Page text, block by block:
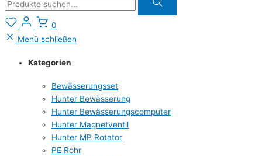
0
Menü schließen
Kategorien
Bewässerungsset
Hunter Bewässerung
Hunter Bewässerungscomputer
Hunter Magnetventil
Hunter MP Rotator
PE Rohr